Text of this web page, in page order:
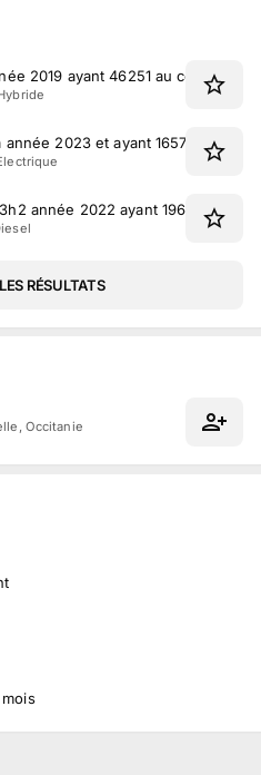
2019 ayant 46251 au compteur
année 2023 et ayant 16579 km au
année 2022 ayant 19610 km au
RÉSULTATS
Occitanie
mois